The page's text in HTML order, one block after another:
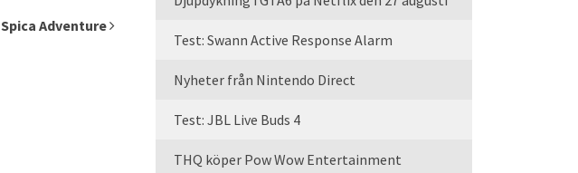
Spica Adventure
Test: Swann Active Response Alarm
Nyheter från Nintendo Direct
Test: JBL Live Buds 4
THQ köper Pow Wow Entertainment